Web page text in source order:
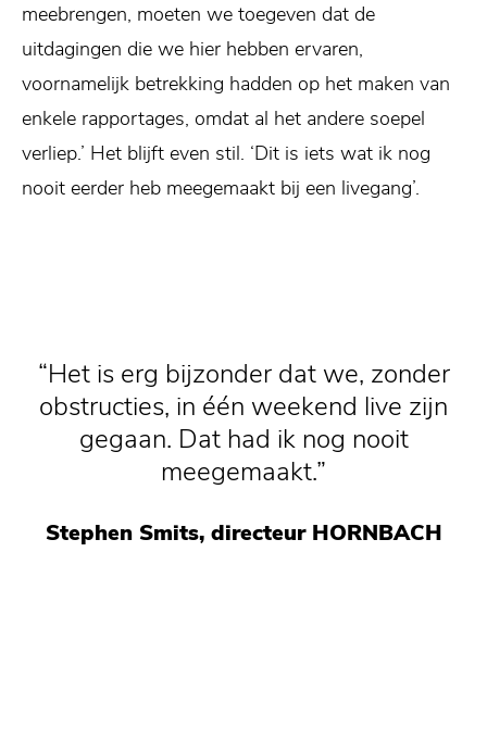
meebrengen, moeten we toegeven dat de
uitdagingen die we hier hebben ervaren,
voornamelijk betrekking hadden op het maken van
enkele rapportages, omdat al het andere soepel
verliep.’ Het blijft even stil. ‘Dit is iets wat ik nog
nooit eerder heb meegemaakt bij een livegang’.
Het is erg bijzonder dat we, zonder
obstructies, in één weekend live zijn
gegaan. Dat had ik nog nooit
meegemaakt.
Stephen Smits, directeur HORNBACH